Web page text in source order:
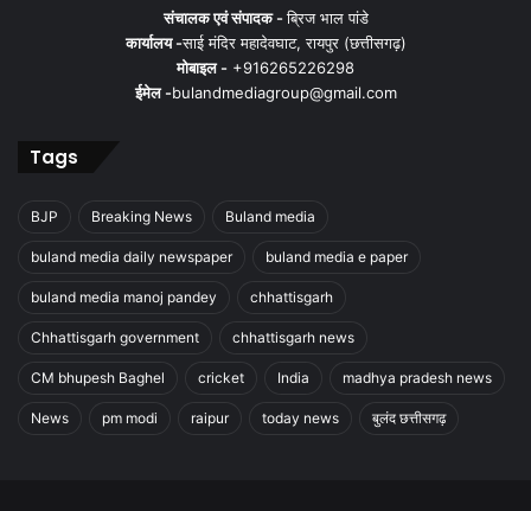
संचालक एवं संपादक -ब्रिज भाल पांडे
कार्यालय -साई मंदिर महादेवघाट, रायपुर (छत्तीसगढ़)
मोबाइल - +916265226298
ईमेल -bulandmediagroup@gmail.com
Tags
BJP Breaking News Buland media
buland media daily newspaper buland media e paper
buland media manoj pandey chhattisgarh
Chhattisgarh government chhattisgarh news
CM bhupesh Baghel cricket India madhya pradesh news
News pm modi raipur today news बुलंद छत्तीसगढ़